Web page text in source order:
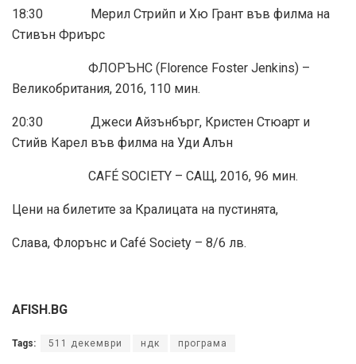
18:30 Мерил Стрийп и Хю Грант във филма на
Стивън Фриърс
ФЛОРЪНС (Florence Foster Jenkins) –
Великобритания, 2016, 110 мин.
20:30 Джеси Айзънбърг, Кристен Стюарт и
Стийв Карел във филма на Уди Алън
CAFÉ SOCIETY – САЩ, 2016, 96 мин.
Цени на билетите за Кралицата на пустинята,
Слава, Флорънс и Café Society – 8/6 лв.
AFISH.BG
Tags: 511 декември ндк програма